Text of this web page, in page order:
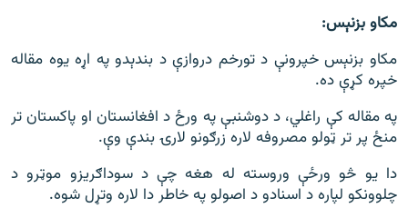
مکاو بزنېس:
مکاو بزنېس خپرونې د تورخم دروازې د بندېدو په اړه یوه مقاله
خپره کړې ده.
په مقاله کې راغلي، د دوشنبې په ورځ د افغانستان او پاکستان تر
منځ پر تر ټولو مصروفه لاره زرګونو لارۍ بندې وې.
دا یو څو ورځې وروسته له هغه چې د سوداګریزو موټرو د
چلوونکو لپاره د اسنادو د اصولو په خاطر دا لاره وتړل شوه.